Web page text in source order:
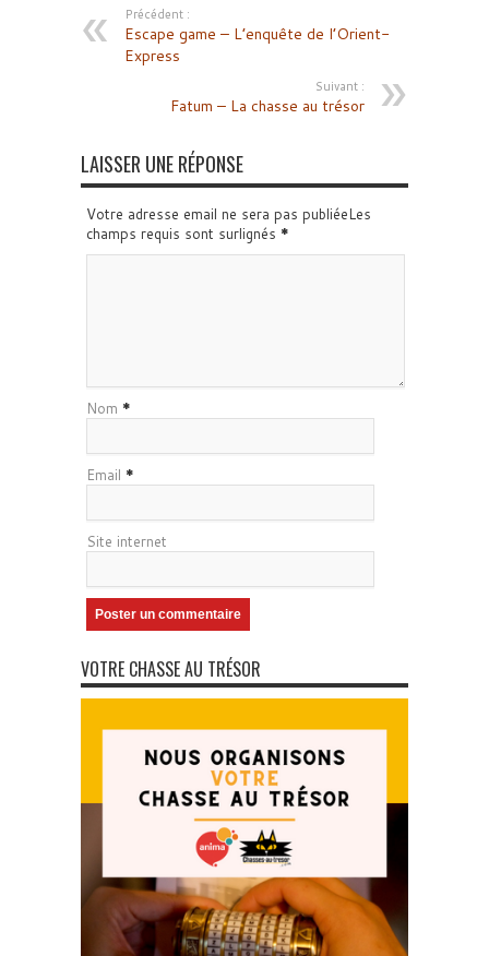
Précédent :
Escape game – L’enquête de l’Orient-
Express
Suivant :
Fatum – La chasse au trésor
LAISSER UNE RÉPONSE
Votre adresse email ne sera pas publiéeLes
champs requis sont surlignés *
Nom *
Email *
Site internet
VOTRE CHASSE AU TRÉSOR